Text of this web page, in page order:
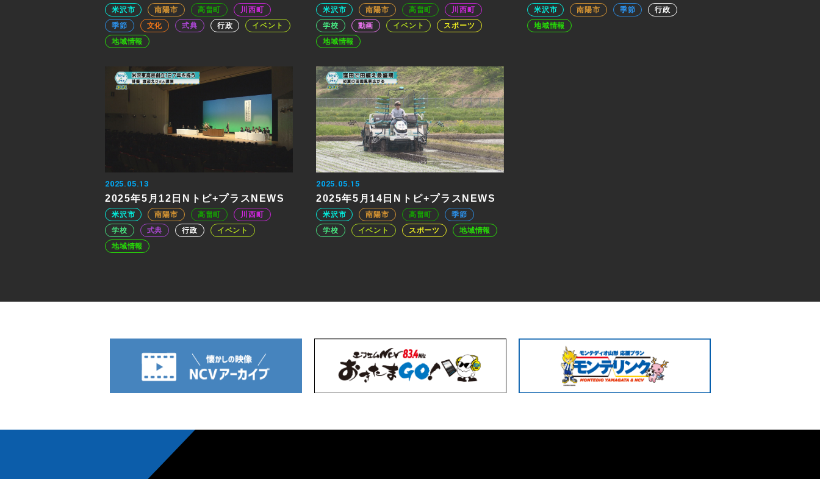
米沢市 南陽市 高畠町
川西町
季節
文化 式典 行政
イベント
地域情報
米沢市 南陽市 高畠町
川西町
学校
動画 イベント
スポーツ
地域情報
米沢市 南陽市 季節
行政
地域情報
2025.05.13
2025年5月12日Nトピ+プラスNEWS
米沢市 南陽市 高畠町
川西町
学校
式典 行政
イベント
地域情報
2025.05.15
2025年5月14日Nトピ+プラスNEWS
米沢市 南陽市 高畠町
季節
学校
イベント スポーツ 地域情報